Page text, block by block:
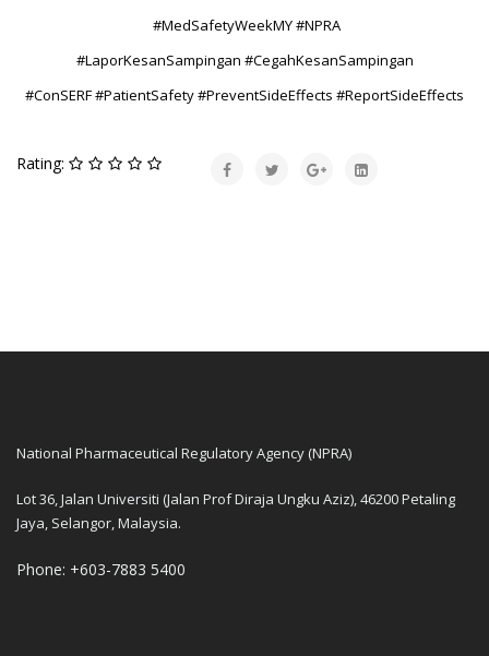
#MedSafetyWeekMY #NPRA
#LaporKesanSampingan #CegahKesanSampingan
#ConSERF #PatientSafety #PreventSideEffects #ReportSideEffects
Rating:
National Pharmaceutical Regulatory Agency (NPRA)
Lot 36, Jalan Universiti (Jalan Prof Diraja Ungku Aziz), 46200 Petaling
Jaya, Selangor, Malaysia.
Phone: +603-7883 5400